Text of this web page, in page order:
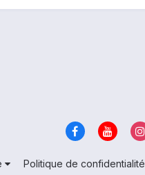
Politique de confidentialité